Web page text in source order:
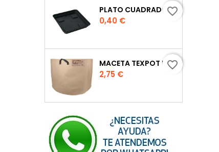
PLATO CUADRADO PARA MACETA
Precio
0,40 €
favorite_border
MACETA TEXPOT URBAN COLOR ARENA
Precio
2,75 €
favorite_border